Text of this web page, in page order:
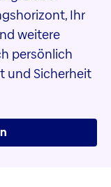
Ihr
weitere
persönlich
und Sicherheit